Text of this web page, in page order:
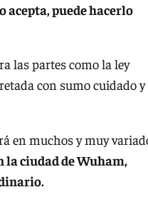
acepta, puede hacerlo
las partes como la ley
con sumo cuidado y
en muchos y muy
la ciudad de Wuham,